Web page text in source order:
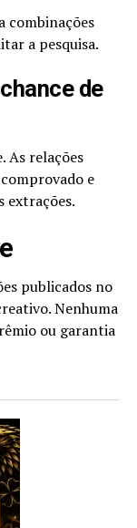
combinações
a pesquisa.
de
As relações
e
extrações.
publicados no
Nenhuma
ou garantia